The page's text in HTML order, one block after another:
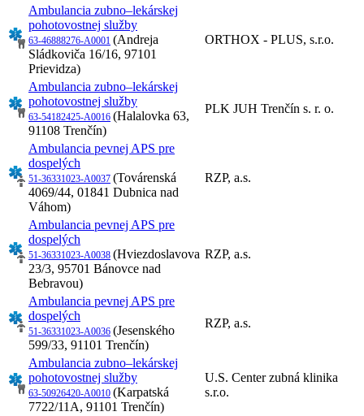
Ambulancia zubno–lekárskej
pohotovostnej služby
63-46888276-A0001 (Andreja
Sládkoviča 16/16, 97101
Prievidza)
ORTHOX - PLUS, s.r.o.
Ambulancia zubno–lekárskej
pohotovostnej služby
63-54182425-A0016 (Halalovka 63,
91108 Trenčín)
PLK JUH Trenčín s. r. o.
Ambulancia pevnej APS pre
dospelých
51-36331023-A0037 (Továrenská
4069/44, 01841 Dubnica nad
Váhom)
RZP, a.s.
Ambulancia pevnej APS pre
dospelých
51-36331023-A0038 (Hviezdoslavova
23/3, 95701 Bánovce nad
Bebravou)
RZP, a.s.
Ambulancia pevnej APS pre
dospelých
51-36331023-A0036 (Jesenského
599/33, 91101 Trenčín)
RZP, a.s.
Ambulancia zubno–lekárskej
pohotovostnej služby
63-50926420-A0010 (Karpatská
7722/11A, 91101 Trenčín)
U.S. Center zubná klinika
s.r.o.